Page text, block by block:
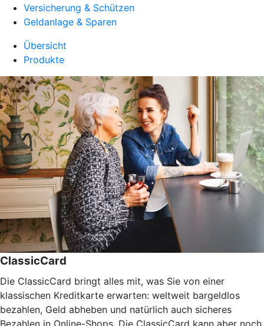
Versicherung & Schützen
Geldanlage & Sparen
Übersicht
Produkte
ClassicCard
Die ClassicCard bringt alles mit, was Sie von einer
klassischen Kreditkarte erwarten: weltweit bargeldlos
bezahlen, Geld abheben und natürlich auch sicheres
Bezahlen in Online-Shops. Die ClassicCard kann aber noch